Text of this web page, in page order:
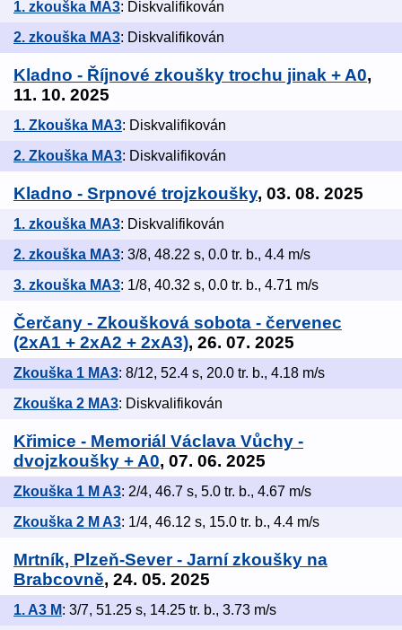
1. zkouška MA3: Diskvalifikován
2. zkouška MA3: Diskvalifikován
Kladno - Říjnové zkoušky trochu jinak + A0,
11. 10. 2025
1. Zkouška MA3: Diskvalifikován
2. Zkouška MA3: Diskvalifikován
Kladno - Srpnové trojzkoušky, 03. 08. 2025
1. zkouška MA3: Diskvalifikován
2. zkouška MA3: 3/8, 48.22 s, 0.0 tr. b., 4.4 m/s
3. zkouška MA3: 1/8, 40.32 s, 0.0 tr. b., 4.71 m/s
Čerčany - Zkoušková sobota - červenec
(2xA1 + 2xA2 + 2xA3), 26. 07. 2025
Zkouška 1 MA3: 8/12, 52.4 s, 20.0 tr. b., 4.18 m/s
Zkouška 2 MA3: Diskvalifikován
Křimice - Memoriál Václava Vůchy -
dvojzkoušky + A0, 07. 06. 2025
Zkouška 1 M A3: 2/4, 46.7 s, 5.0 tr. b., 4.67 m/s
Zkouška 2 M A3: 1/4, 46.12 s, 15.0 tr. b., 4.4 m/s
Mrtník, Plzeň-Sever - Jarní zkoušky na
Brabcovně, 24. 05. 2025
1. A3 M: 3/7, 51.25 s, 14.25 tr. b., 3.73 m/s